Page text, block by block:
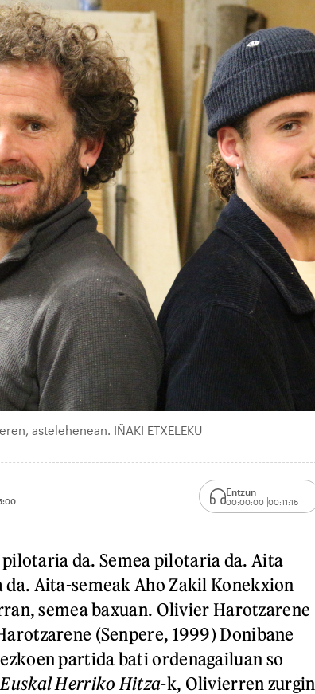
astelehenean. IÑAKI ETXELEKU
Entzun
00:00:00 00:11:16
da. Semea pilotaria da. Aita
da. Aita-semeak Aho Zakil Konekxion
semea baxuan. Olivier Harotzarene
(Senpere, 1999) Donibane
partida bati ordenagailuan so
Herriko Hitza-k, Olivierren zurgin